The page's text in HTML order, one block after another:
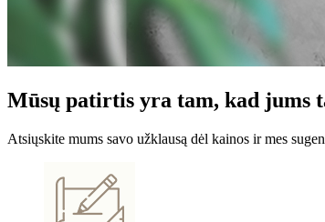
Mūsų patirtis yra tam, kad jums
Atsiųskite mums savo užklausą dėl kainos ir mes